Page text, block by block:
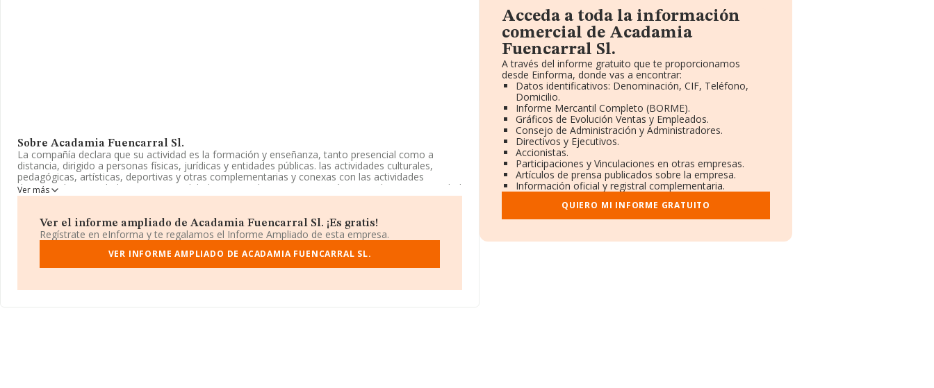
Sobre Acadamia Fuencarral Sl.
La compañía declara que su actividad es la formación y enseñanza, tanto presencial como a
distancia, dirigido a personas físicas, jurídicas y entidades públicas. las actividades culturales,
pedagógicas, artísticas, deportivas y otras complementarias y conexas con las actividades
docentes. las actividades integrantes del objeto social. La empresa está registrada como Sociedad
Limitada. Clasifica su actividad CNAE como 'Otra educación n.c.o.p.', código 8559. La sociedad no
La empresa españolaAcadamia Fuencarral S.L, B67784462, está situada en Ronda Caballero
De La Mancha núm. 155, (28034), Madrid, Madrid.
En base a la información de la que dispone INFORMA sobre 27.784 compañías, en el ámbito
de ventas entre todas las compañías asciende a los 151 mil euros. Respecto a la información de la
Ver más
Ver el informe ampliado de Acadamia Fuencarral Sl. ¡Es gratis!
Regístrate en eInforma y te regalamos el Informe Ampliado de esta empresa.
VER INFORME AMPLIADO DE ACADAMIA FUENCARRAL SL.
Acceda a toda la información
comercial de Acadamia
Fuencarral Sl.
A través del informe gratuito que te proporcionamos
desde Einforma, donde vas a encontrar:
Datos identificativos: Denominación, CIF, Teléfono,
Domicilio.
Informe Mercantil Completo (BORME).
Gráficos de Evolución Ventas y Empleados.
Consejo de Administración y Administradores.
Directivos y Ejecutivos.
Accionistas.
Participaciones y Vinculaciones en otras empresas.
Artículos de prensa publicados sobre la empresa.
Información oficial y registral complementaria.
QUIERO MI INFORME GRATUITO